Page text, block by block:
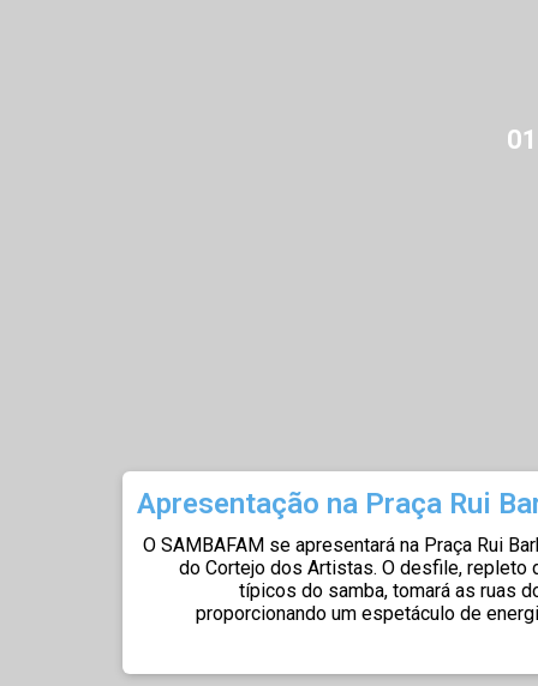
Apresentação na Praça Rui
O SAMBAFAM se apresentará na Praça Rui
do Cortejo dos Artistas. O desfile, repleto
típicos do samba, tomará as ruas
proporcionando um espetáculo de